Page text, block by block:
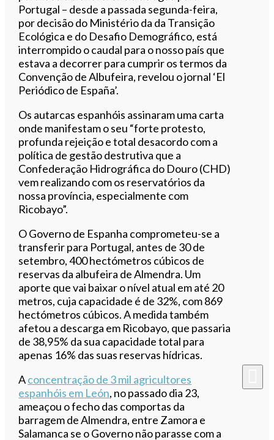
Portugal – desde a passada segunda-feira,
por decisão do Ministério da da Transição
Ecológica e do Desafio Demográfico, está
interrompido o caudal para o nosso país que
estava a decorrer para cumprir os termos da
Convenção de Albufeira, revelou o jornal ‘El
Periódico de España’.
Os autarcas espanhóis assinaram uma carta
onde manifestam o seu “forte protesto,
profunda rejeição e total desacordo com a
política de gestão destrutiva que a
Confederação Hidrográfica do Douro (CHD)
vem realizando com os reservatórios da
nossa província, especialmente com
Ricobayo”.
O Governo de Espanha comprometeu-se a
transferir para Portugal, antes de 30 de
setembro, 400 hectómetros cúbicos de
reservas da albufeira de Almendra. Um
aporte que vai baixar o nível atual em até 20
metros, cuja capacidade é de 32%, com 869
hectómetros cúbicos. A medida também
afetou a descarga em Ricobayo, que passaria
de 38,95% da sua capacidade total para
apenas 16% das suas reservas hídricas.
Aconcentração de 3 mil agricultores
espanhóis em León, no passado dia 23,
ameaçou o fecho das comportas da
barragem de Almendra, entre Zamora e
Salamanca se o Governo não parasse com a